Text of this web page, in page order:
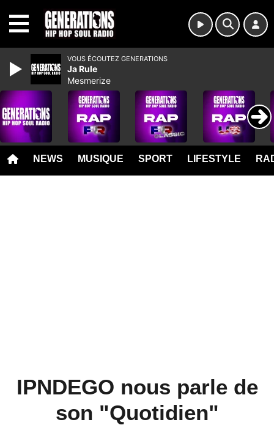
NEWS MUSIQUE SPORT LIFESTYLE
IPNDEGO nous parle de
son "Quotidien"
VOUS ÉCOUTEZ GENERATIONS
Ja Rule
Mesmerize